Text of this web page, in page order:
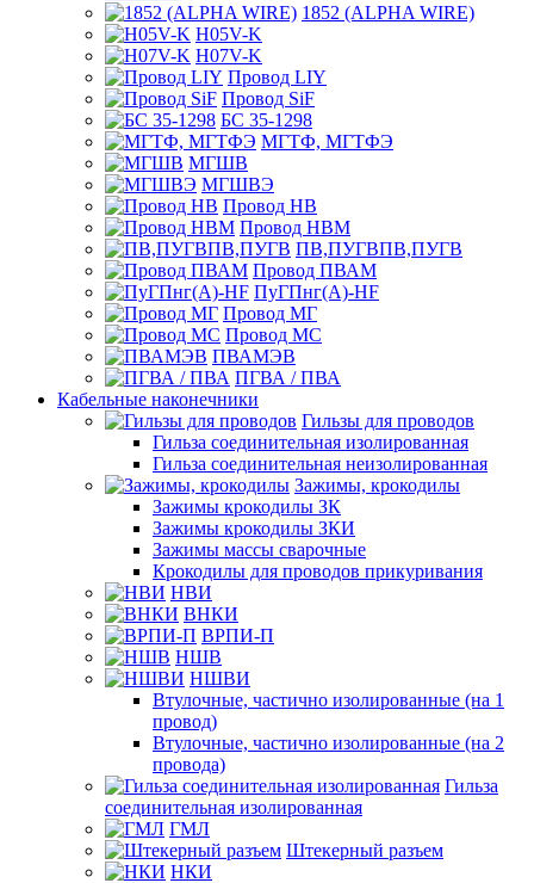
1852 (ALPHA WIRE)
H05V-K
H07V-K
Провод LIY
Провод SiF
БС 35-1298
МГТФ, МГТФЭ
МГШВ
МГШВЭ
Провод НВ
Провод НВМ
ПВ,ПУГВПВ,ПУГВ
Провод ПВАМ
ПуГПнг(A)-HF
Провод МГ
Провод МС
ПВАМЭВ
ПГВА / ПВА
Кабельные наконечники
Гильзы для проводов
Гильза соединительная изолированная
Гильза соединительная неизолированная
Зажимы, крокодилы
Зажимы крокодилы ЗК
Зажимы крокодилы ЗКИ
Зажимы массы сварочные
Крокодилы для проводов прикуривания
НВИ
ВНКИ
ВРПИ-П
НШВ
НШВИ
Втулочные, частично изолированные (на 1
провод)
Втулочные, частично изолированные (на 2
провода)
Гильза
соединительная изолированная
ГМЛ
Штекерный разъем
НКИ